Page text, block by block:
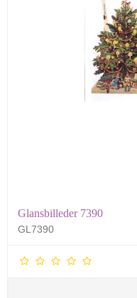
Glansbilleder 7390
GL7390